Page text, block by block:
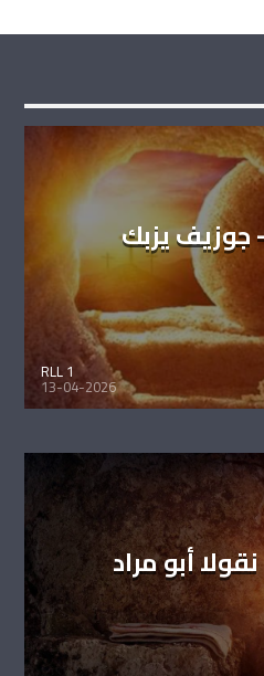
جوزيف يزبك
RLL 1
13-04-2026
أبو مراد